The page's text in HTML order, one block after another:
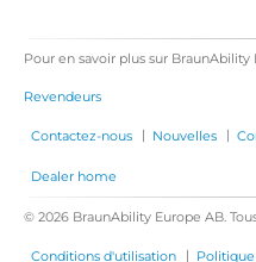
Pour en savoir plus sur
Revendeurs
Contactez-nous | Nouvelles |
Dealer home
© 2026 BraunAbility Europe AB.
Conditions d'utilisation |